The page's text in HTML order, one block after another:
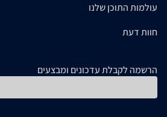
עולמות התוכן שלנו
חוות דעת
הרשמה לקבלת עדכונים ומבצעים